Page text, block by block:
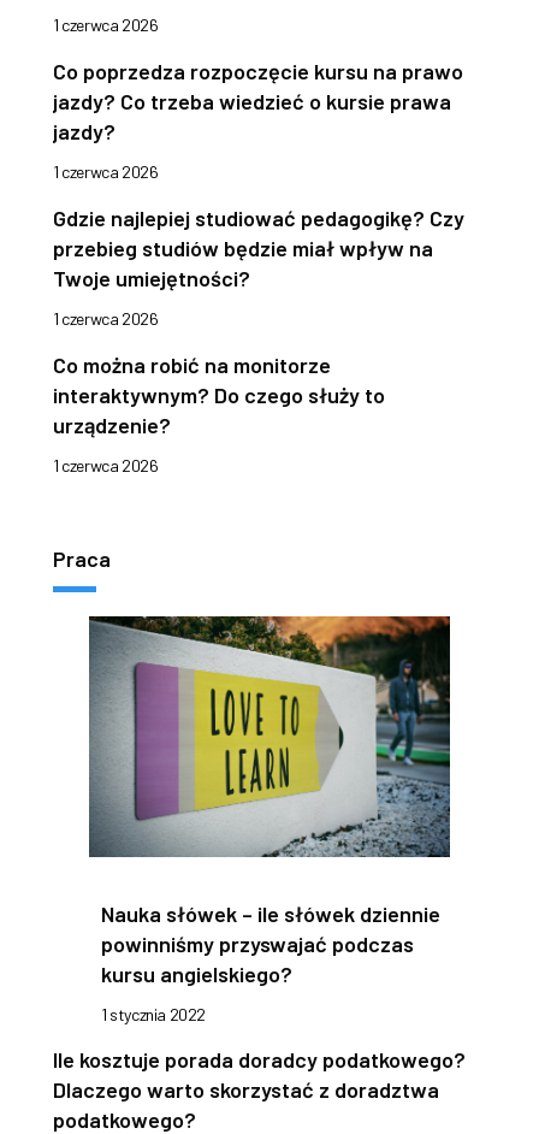
1 czerwca 2026
Co poprzedza rozpoczęcie kursu na prawo
jazdy? Co trzeba wiedzieć o kursie prawa
jazdy?
1 czerwca 2026
Gdzie najlepiej studiować pedagogikę? Czy
przebieg studiów będzie miał wpływ na
Twoje umiejętności?
1 czerwca 2026
Co można robić na monitorze
interaktywnym? Do czego służy to
urządzenie?
1 czerwca 2026
Praca
Nauka słówek – ile słówek dziennie
powinniśmy przyswajać podczas
kursu angielskiego?
1 stycznia 2022
Ile kosztuje porada doradcy podatkowego?
Dlaczego warto skorzystać z doradztwa
podatkowego?